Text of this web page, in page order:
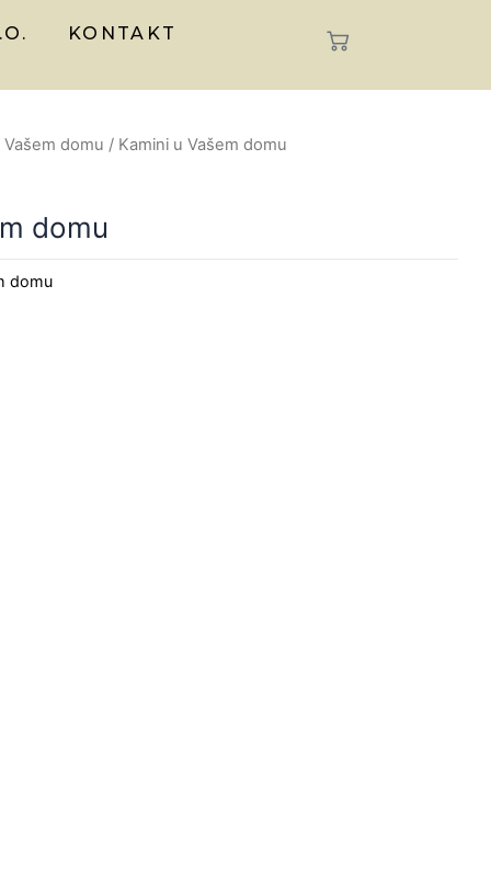
KONTAKT
Vašem domu / Kamini u Vašem domu
domu
domu